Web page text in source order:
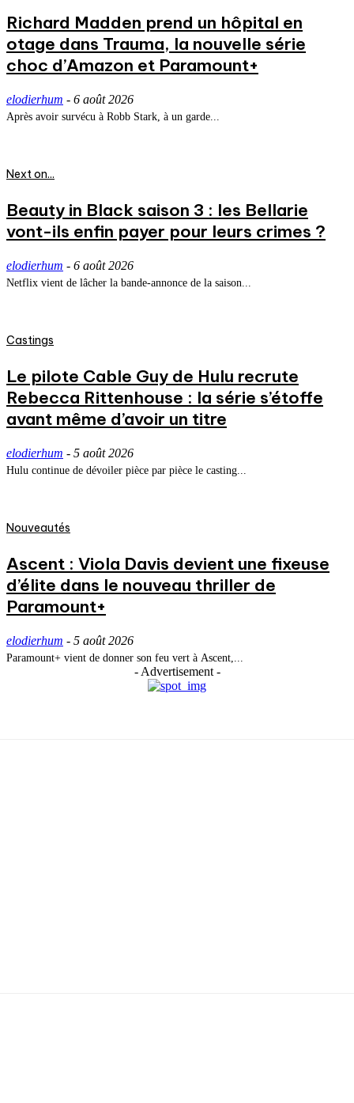
Richard Madden prend un hôpital en
otage dans Trauma, la nouvelle série
choc d’Amazon et Paramount+
elodierhum - 6 août 2026
Après avoir survécu à Robb Stark, à un garde...
Next on...
Beauty in Black saison 3 : les Bellarie
vont-ils enfin payer pour leurs crimes ?
elodierhum - 6 août 2026
Netflix vient de lâcher la bande-annonce de la saison...
Castings
Le pilote Cable Guy de Hulu recrute
Rebecca Rittenhouse : la série s’étoffe
avant même d’avoir un titre
elodierhum - 5 août 2026
Hulu continue de dévoiler pièce par pièce le casting...
Nouveautés
Ascent : Viola Davis devient une fixeuse
d’élite dans le nouveau thriller de
Paramount+
elodierhum - 5 août 2026
Paramount+ vient de donner son feu vert à Ascent,...
- Advertisement -